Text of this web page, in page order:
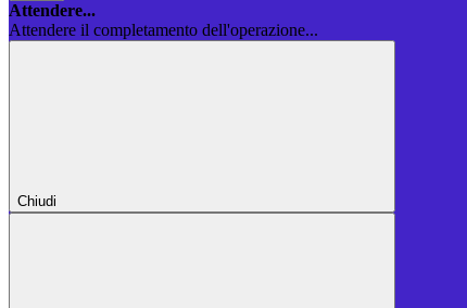
Attendere...
Attendere il completamento dell'operazione...
Chiudi